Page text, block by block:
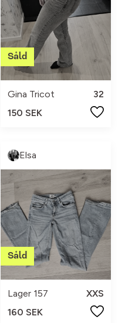
Gina Tricot
32
150 SEK
Elsa
Lager 157
XXS
160 SEK